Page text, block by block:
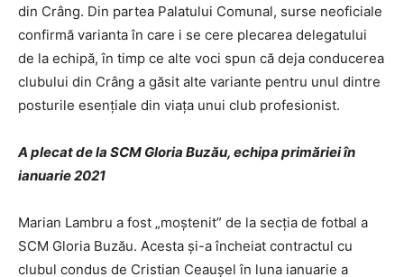
din Crâng. Din partea Palatului Comunal, surse neoficiale
confirmă varianta în care i se cere plecarea delegatului
de la echipă, în timp ce alte voci spun că deja conducerea
clubului din Crâng a găsit alte variante pentru unul dintre
posturile esenţiale din viaţa unui club profesionist.
A plecat de la SCM Gloria Buzău, echipa primăriei în
ianuarie 2021
Marian Lambru a fost „moştenit” de la secţia de fotbal a
SCM Gloria Buzău. Acesta şi-a încheiat contractul cu
clubul condus de Cristian Ceauşel în luna ianuarie a